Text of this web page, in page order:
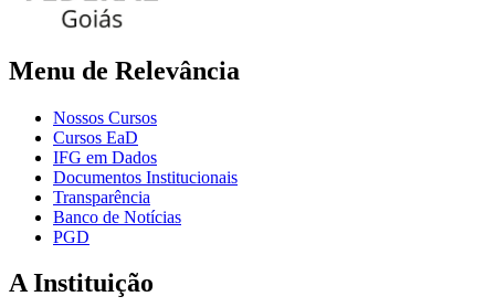
Menu de Relevância
Nossos Cursos
Cursos EaD
IFG em Dados
Documentos Institucionais
Transparência
Banco de Notícias
PGD
A Instituição